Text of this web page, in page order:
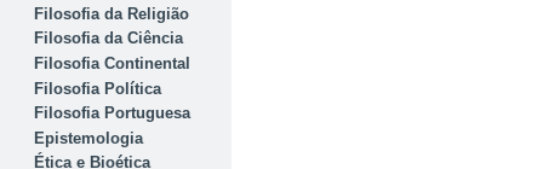
Filosofia da Religião
Filosofia da Ciência
Filosofia Continental
Filosofia Política
Filosofia Portuguesa
Epistemologia
Ética e Bioética